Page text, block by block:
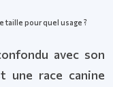
taille pour quel usage ?
avec son
une race canine